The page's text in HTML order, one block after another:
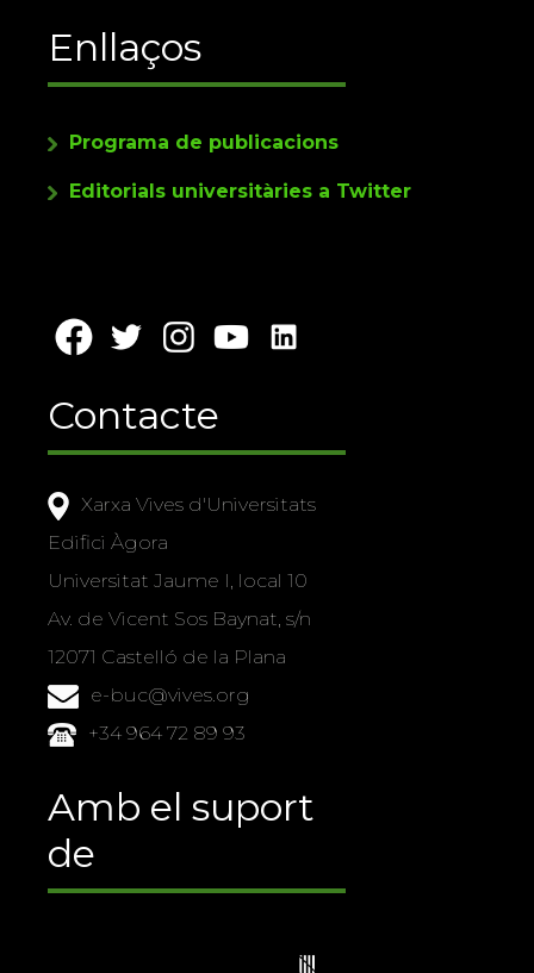
Enllaços
Programa de publicacions
Editorials universitàries a Twitter
Contacte
Xarxa Vives d'Universitats
Edifici Àgora
Universitat Jaume I, local 10
Av. de Vicent Sos Baynat, s/n
12071 Castelló de la Plana
e-buc@vives.org
+34 964 72 89 93
Amb el suport
de